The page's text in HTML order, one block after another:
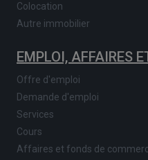
Colocation
Autre immobilier
EMPLOI, AFFAIRES
Offre d'emploi
Demande d'emploi
Services
Cours
Affaires et fonds de